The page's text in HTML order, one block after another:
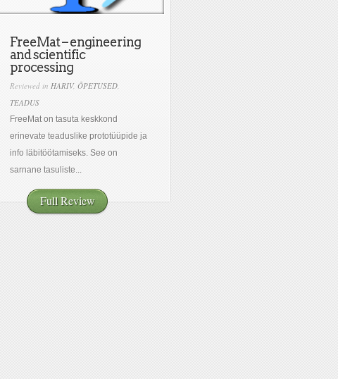
FreeMat – engineering
and scientific
processing
Reviewed in HARIV, ÕPETUSED,
TEADUS
FreeMat on tasuta keskkond
erinevate teaduslike prototüüpide ja
info läbitöötamiseks. See on
sarnane tasuliste...
Full Review